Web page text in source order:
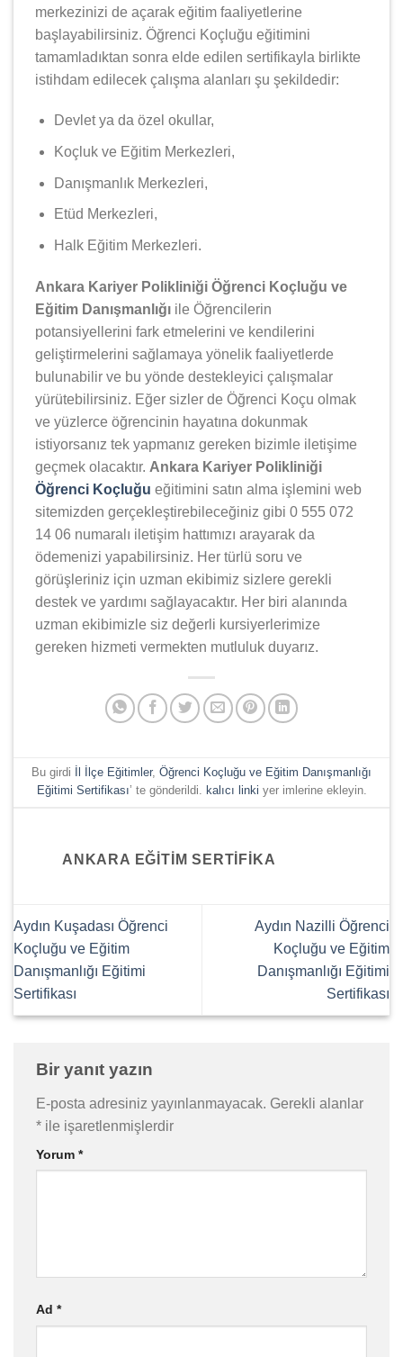
merkezinizi de açarak eğitim faaliyetlerine
başlayabilirsiniz. Öğrenci Koçluğu eğitimini
tamamladıktan sonra elde edilen sertifikayla birlikte
istihdam edilecek çalışma alanları şu şekildedir:
Devlet ya da özel okullar,
Koçluk ve Eğitim Merkezleri,
Danışmanlık Merkezleri,
Etüd Merkezleri,
Halk Eğitim Merkezleri.
Ankara Kariyer Polikliniği Öğrenci Koçluğu ve
Eğitim Danışmanlığı ile Öğrencilerin
potansiyellerini fark etmelerini ve kendilerini
geliştirmelerini sağlamaya yönelik faaliyetlerde
bulunabilir ve bu yönde destekleyici çalışmalar
yürütebilirsiniz. Eğer sizler de Öğrenci Koçu olmak
ve yüzlerce öğrencinin hayatına dokunmak
istiyorsanız tek yapmanız gereken bizimle iletişime
geçmek olacaktır. Ankara Kariyer Polikliniği
Öğrenci Koçluğu eğitimini satın alma işlemini web
sitemizden gerçekleştirebileceğiniz gibi 0 555 072
14 06 numaralı iletişim hattımızı arayarak da
ödemenizi yapabilirsiniz. Her türlü soru ve
görüşleriniz için uzman ekibimiz sizlere gerekli
destek ve yardımı sağlayacaktır. Her biri alanında
uzman ekibimizle siz değerli kursiyerlerimize
gereken hizmeti vermekten mutluluk duyarız.
Bu girdi İl İlçe Eğitimler, Öğrenci Koçluğu ve Eğitim Danışmanlığı
Eğitimi Sertifikası’ te gönderildi. kalıcı linki yer imlerine ekleyin.
ANKARA EĞITIM SERTIFIKA
Aydın Kuşadası Öğrenci
Koçluğu ve Eğitim
Danışmanlığı Eğitimi
Sertifikası
Aydın Nazilli Öğrenci
Koçluğu ve Eğitim
Danışmanlığı Eğitimi
Sertifikası
Bir yanıt yazın
E-posta adresiniz yayınlanmayacak. Gerekli alanlar
* ile işaretlenmişlerdir
Yorum *
Ad *